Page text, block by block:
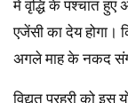
में वृद्धि के पश्चात
एजेंसी का देय होगा।
अगले माह के नकद
विद्युत प्रहरी को